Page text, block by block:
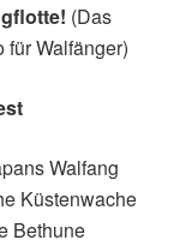
(Das
für Walfänger)
Walfang
Küstenwache
Bethune